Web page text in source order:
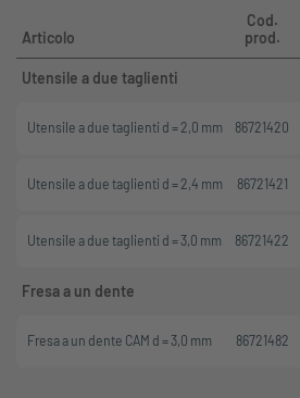
Articolo
Cod.
prod.
Utensile a due taglienti
Utensile a due taglienti d = 2,0 mm 86721420
Utensile a due taglienti d = 2,4 mm 86721421
Utensile a due taglienti d = 3,0 mm 86721422
Fresa a un dente
Fresa a un dente CAM d = 3,0 mm 86721482